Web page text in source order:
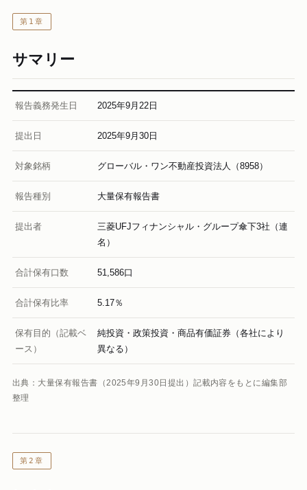
第1章
サマリー
報告義務発生日 2025年9月22日
提出日 2025年9月30日
対象銘柄 グローバル・ワン不動産投資法人（8958）
報告種別 大量保有報告書
提出者
三菱UFJフィナンシャル・グループ傘下3社（連
名）
合計保有口数 51,586口
合計保有比率 5.17％
保有目的（記載ベ
ース）
純投資・政策投資・商品有価証券（各社により
異なる）
出典：大量保有報告書（2025年9月30日提出）記載内容をもとに編集部
整理
第2章